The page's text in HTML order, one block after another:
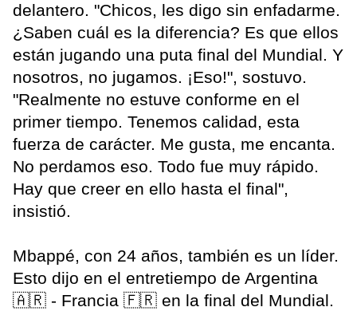
delantero. "Chicos, les digo sin enfadarme.
¿Saben cuál es la diferencia? Es que ellos
están jugando una puta final del Mundial. Y
nosotros, no jugamos. ¡Eso!", sostuvo.
"Realmente no estuve conforme en el
primer tiempo. Tenemos calidad, esta
fuerza de carácter. Me gusta, me encanta.
No perdamos eso. Todo fue muy rápido.
Hay que creer en ello hasta el final",
insistió.
Mbappé, con 24 años, también es un líder.
Esto dijo en el entretiempo de Argentina
🇦🇷 - Francia 🇫🇷 en la final del Mundial.